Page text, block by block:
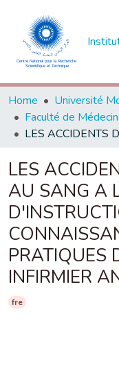
Home
LES
AU SANG A
PRATIQUES
INFIRMIER
fre